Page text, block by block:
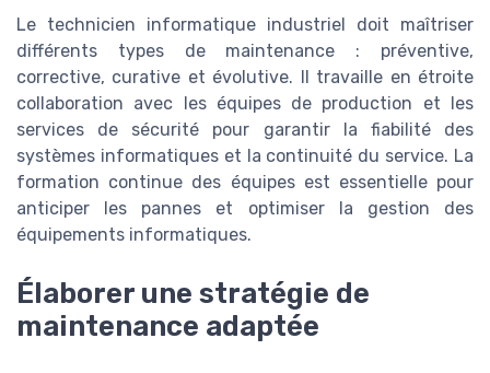
Le technicien informatique industriel doit maîtriser
différents types de maintenance : préventive,
corrective, curative et évolutive. Il travaille en étroite
collaboration avec les équipes de production et les
services de sécurité pour garantir la fiabilité des
systèmes informatiques et la continuité du service. La
formation continue des équipes est essentielle pour
anticiper les pannes et optimiser la gestion des
équipements informatiques.
Élaborer une stratégie de
maintenance adaptée